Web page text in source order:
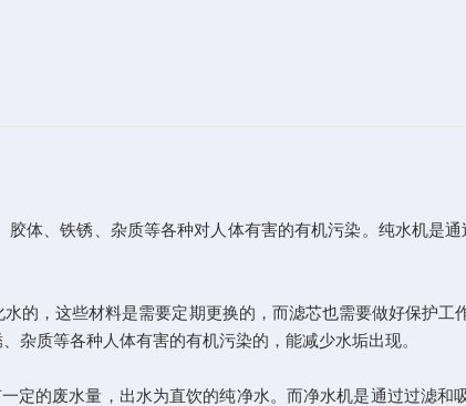
、铁锈、杂质等各种对人体有害的有机污染。纯水机是
，这些材料是需要定期更换的，而滤芯也需要做好保护工
杂质等各种人体有害的有机污染的，能减少水垢出现。
的废水量，出水为直饮的纯净水。而净水机是通过过滤和